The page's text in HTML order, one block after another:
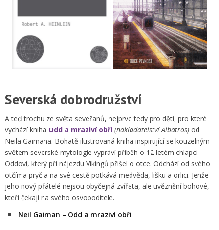
Severská dobrodružství
A teď trochu ze světa seveřanů, nejprve tedy pro děti, pro které
vychází kniha Odd a mraziví obři (nakladatelství Albatros) od
Neila Gaimana. Bohatě ilustrovaná kniha inspirující se kouzelným
světem severské mytologie vypráví příběh o 12 letém chlapci
Oddovi, který při nájezdu Vikingů přišel o otce. Odchází od svého
otčíma pryč a na své cestě potkává medvěda, lišku a orlici. Jenže
jeho nový přátelé nejsou obyčejná zvířata, ale uvěznění bohové,
kteří čekají na svého osvoboditele.
Neil Gaiman – Odd a mraziví obři